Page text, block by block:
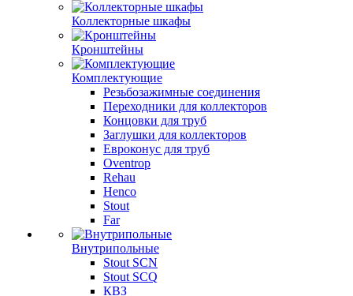
Коллекторные шкафы
Кронштейны
Комплектующие
Резьбозажимные соединения
Переходники для коллекторов
Концовки для труб
Заглушки для коллекторов
Евроконус для труб
Oventrop
Rehau
Henco
Stout
Far
Внутрипольные
Stout SCN
Stout SCQ
КВЗ